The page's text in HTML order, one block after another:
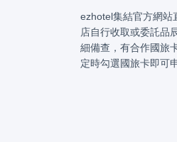
ezhotel集結官方網站
店自行收取或委託品
細備查，有合作國旅
定時勾選國旅卡即可